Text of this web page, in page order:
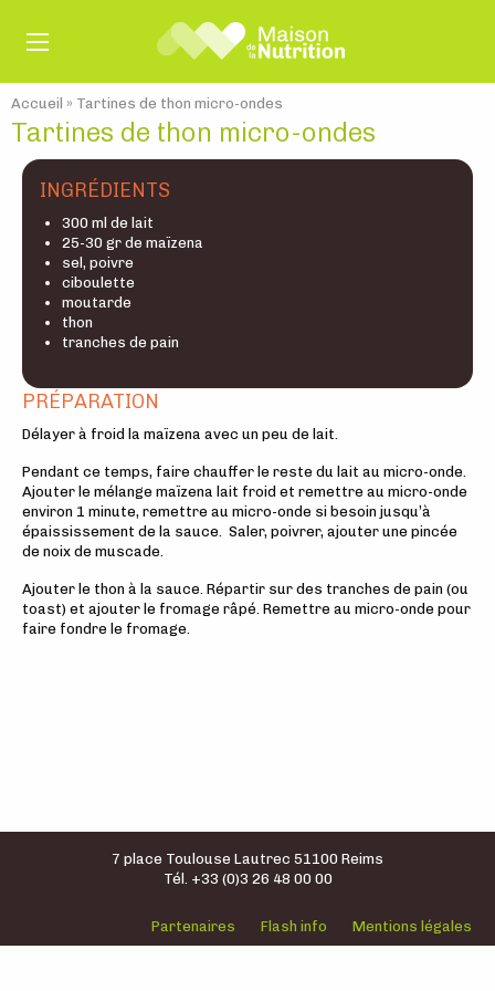
Accueil » Tartines de thon micro-ondes
Tartines de thon micro-ondes
INGRÉDIENTS
300 ml de lait
25-30 gr de maïzena
sel, poivre
ciboulette
moutarde
thon
tranches de pain
PRÉPARATION
Délayer à froid la maïzena avec un peu de lait.
Pendant ce temps, faire chauffer le reste du lait au micro-onde.
Ajouter le mélange maïzena lait froid et remettre au micro-onde
environ 1 minute, remettre au micro-onde si besoin jusqu’à
épaississement de la sauce. Saler, poivrer, ajouter une pincée
de noix de muscade.
Ajouter le thon à la sauce. Répartir sur des tranches de pain (ou
toast) et ajouter le fromage râpé. Remettre au micro-onde pour
faire fondre le fromage.
7 place Toulouse Lautrec 51100 Reims
Tél. +33 (0)3 26 48 00 00
Partenaires Flash info Mentions légales